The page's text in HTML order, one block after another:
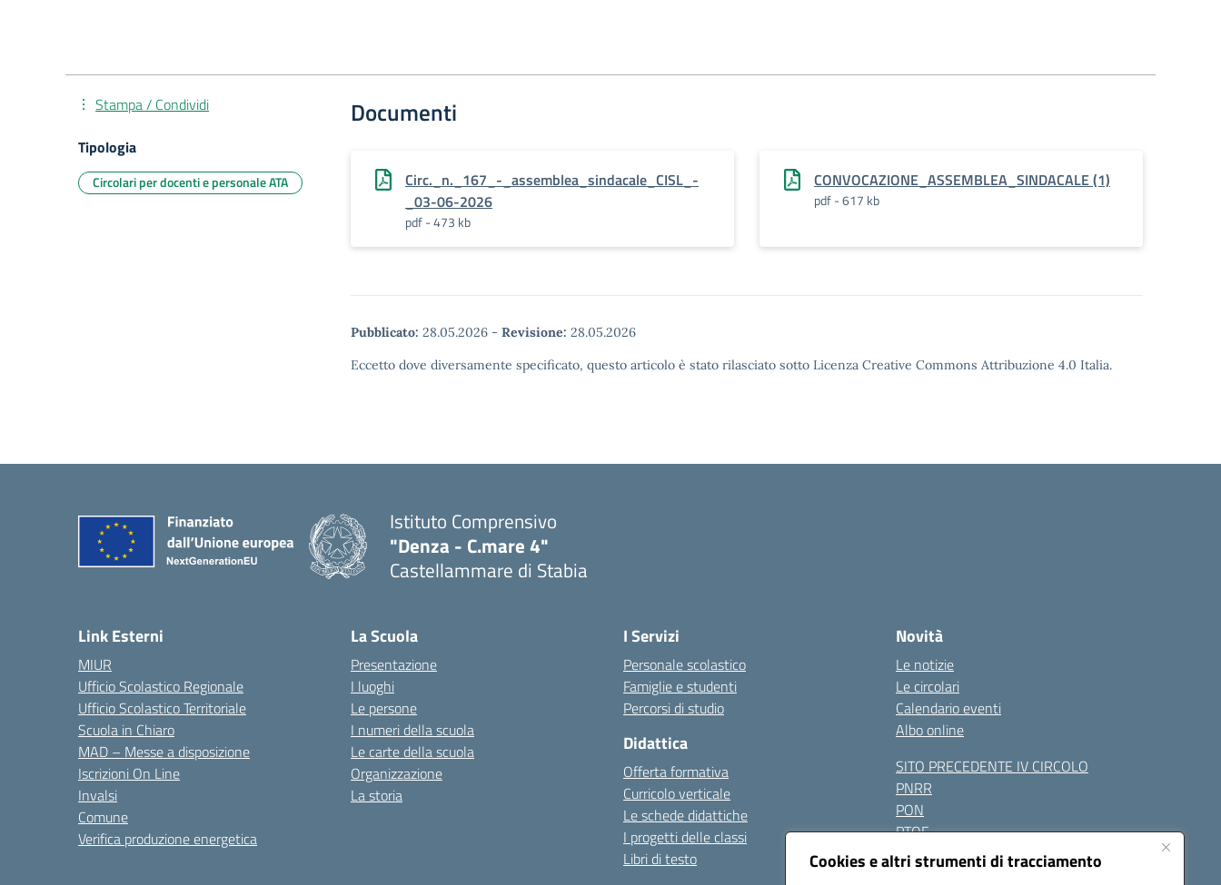
Cookies e altri strumenti di tracciamento
Documenti
Circ._n._167_-_assemblea_sindacale_CISL_-
_03-06-2026
pdf - 473 kb
CONVOCAZIONE_ASSEMBLEA_SINDACALE (1)
pdf - 617 kb
Pubblicato: 28.05.2026 - Revisione: 28.05.2026
Eccetto dove diversamente specificato, questo articolo è stato rilasciato sotto Licenza Creative Commons Attribuzione 4.0 Italia.
Stampa / Condividi
Tipologia
Circolari per docenti e personale ATA
Istituto Comprensivo
"Denza - C.mare 4"
Castellammare di Stabia
Link Esterni
MIUR
Ufficio Scolastico Regionale
Ufficio Scolastico Territoriale
Scuola in Chiaro
MAD – Messe a disposizione
Iscrizioni On Line
Invalsi
Comune
Verifica produzione energetica
La Scuola
Presentazione
I luoghi
Le persone
I numeri della scuola
Le carte della scuola
Organizzazione
La storia
I Servizi
Personale scolastico
Famiglie e studenti
Percorsi di studio
Didattica
Offerta formativa
Curricolo verticale
Le schede didattiche
I progetti delle classi
Libri di testo
Novità
Le notizie
Le circolari
Calendario eventi
Albo online
SITO PRECEDENTE IV CIRCOLO
PNRR
PON
PTOF
Contatti